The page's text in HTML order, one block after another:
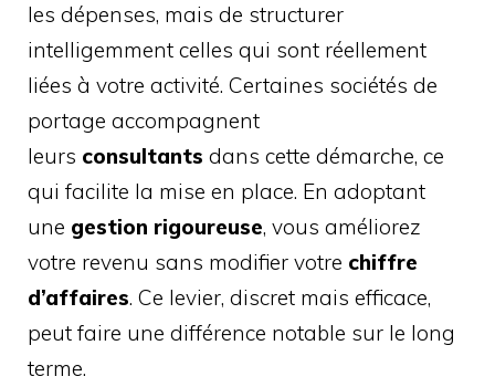
les dépenses, mais de structurer
intelligemment celles qui sont réellement
liées à votre activité. Certaines sociétés de
portage accompagnent
leurs consultants dans cette démarche, ce
qui facilite la mise en place. En adoptant
une gestion rigoureuse, vous améliorez
votre revenu sans modifier votre chiffre
d’affaires. Ce levier, discret mais efficace,
peut faire une différence notable sur le long
terme.